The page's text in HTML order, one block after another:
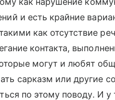
и есть крайние
как отсутствие
контакта,
могут и любят
сарказм или другие
по этому поводу. И у